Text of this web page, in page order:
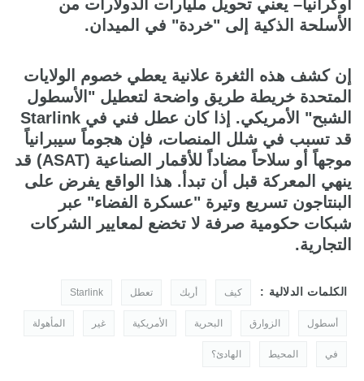
أوكرانيا– يعني تحويل مليارات الدولارات من
الأسلحة الذكية إلى "خردة" في الميدان.
إن كشف هذه الثغرة علانية يعطي خصوم الولايات
المتحدة خريطة طريق واضحة لتعطيل "الأسطول
الشبح" الأمريكي. إذا كان عطل فني في Starlink
قد تسبب في شلل المنصات، فإن هجوماً سيبرانياً
موجهاً أو سلاحاً مضاداً للأقمار الصناعية (ASAT) قد
ينهي المعركة قبل أن تبدأ. هذا الواقع يفرض على
البنتاجون تسريع وتيرة "عسكرة الفضاء" عبر
شبكات حكومية صرفة لا تخضع لمعايير الشركات
التجارية.
الكلمات الدلالية : كيف أربك تعطل Starlink
أسطول الزوارق البحرية الأمريكية غير المأهولة
في المحيط الهادئ؟